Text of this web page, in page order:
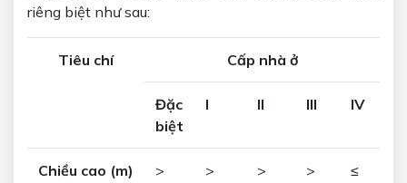
riêng biệt như sau:
Tiêu chí Cấp nhà ở
Đặc
biệt
I II III IV
Chiều cao (m) > > > > ≤